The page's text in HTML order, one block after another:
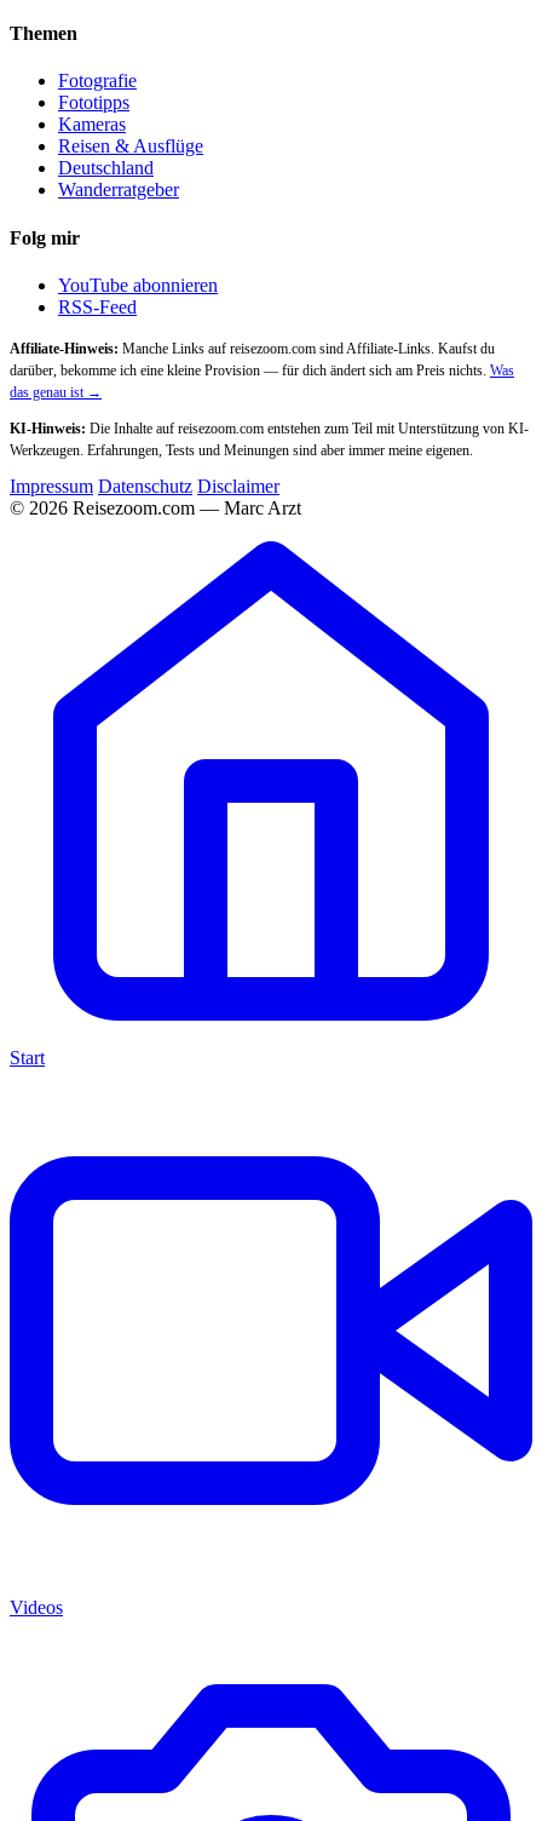
Themen
Fotografie
Fototipps
Kameras
Reisen & Ausflüge
Deutschland
Wanderratgeber
Folg mir
YouTube abonnieren
RSS-Feed
Affiliate-Hinweis: Manche Links auf reisezoom.com sind Affiliate-Links. Kaufst du
darüber, bekomme ich eine kleine Provision — für dich ändert sich am Preis nichts. Was
das genau ist →
KI-Hinweis: Die Inhalte auf reisezoom.com entstehen zum Teil mit Unterstützung von KI-
Werkzeugen. Erfahrungen, Tests und Meinungen sind aber immer meine eigenen.
Impressum Datenschutz Disclaimer
© 2026 Reisezoom.com — Marc Arzt
Start
Videos